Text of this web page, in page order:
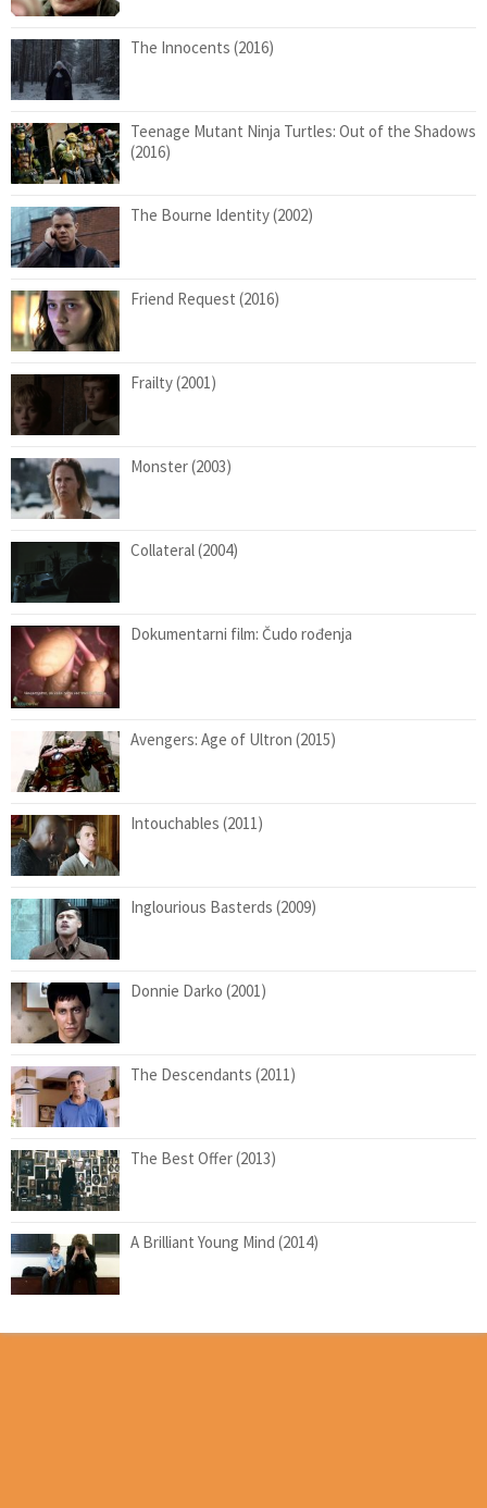
The Innocents (2016)
Teenage Mutant Ninja Turtles: Out of the Shadows
(2016)
The Bourne Identity (2002)
Friend Request (2016)
Frailty (2001)
Monster (2003)
Collateral (2004)
Dokumentarni film: Čudo rođenja
Avengers: Age of Ultron (2015)
Intouchables (2011)
Inglourious Basterds (2009)
Donnie Darko (2001)
The Descendants (2011)
The Best Offer (2013)
A Brilliant Young Mind (2014)